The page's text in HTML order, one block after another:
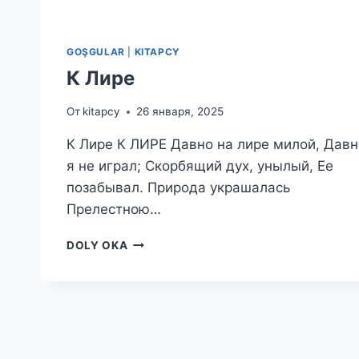
GOŞGULAR KITAPCY
К Лире
От kitapcy 26 января, 2025
К Лире К ЛИРЕ Давно на лире милой,
я не играл; Скорбящий дух, унылый, Ее
позабывал. Природа украшалась
Прелестною…
DOLY OKA К